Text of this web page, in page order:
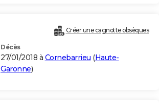
Créer une cagnotte obsèques
Décès
27/01/2018 à Cornebarrieu (Haute-
Garonne)